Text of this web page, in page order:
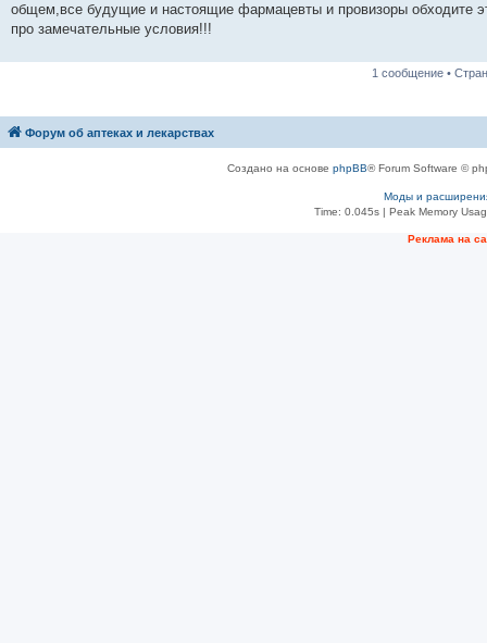
общем,все будущие и настоящие фармацевты и провизоры обходите
про замечательные условия!!!
1 сообщение •
Форум об аптеках и лекарствах
Создано на основе phpBB® Forum Software ©
Моды и
Time: 0.045s| Peak Memory
Рeклама на